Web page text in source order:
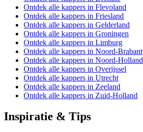
Ontdek alle kappers in Flevoland
Ontdek alle kappers in Friesland
Ontdek alle kappers in Gelderland
Ontdek alle kappers in Groningen
Ontdek alle kappers in Limburg
Ontdek alle kappers in Noord-Brabant
Ontdek alle kappers in Noord-Holland
Ontdek alle kappers in Overijssel
Ontdek alle kappers in Utrecht
Ontdek alle kappers in Zeeland
Ontdek alle kappers in Zuid-Holland
Inspiratie & Tips